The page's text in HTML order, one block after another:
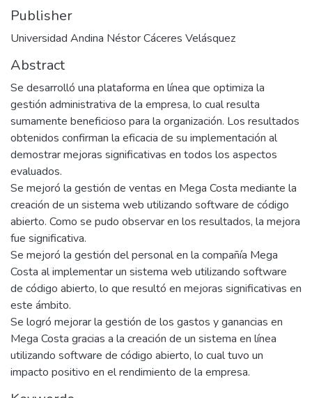
Publisher
Universidad Andina Néstor Cáceres Velásquez
Abstract
Se desarrolló una plataforma en línea que optimiza la
gestión administrativa de la empresa, lo cual resulta
sumamente beneficioso para la organización. Los resultados
obtenidos confirman la eficacia de su implementación al
demostrar mejoras significativas en todos los aspectos
evaluados.
Se mejoró la gestión de ventas en Mega Costa mediante la
creación de un sistema web utilizando software de código
abierto. Como se pudo observar en los resultados, la mejora
fue significativa.
Se mejoró la gestión del personal en la compañía Mega
Costa al implementar un sistema web utilizando software
de código abierto, lo que resultó en mejoras significativas en
este ámbito.
Se logró mejorar la gestión de los gastos y ganancias en
Mega Costa gracias a la creación de un sistema en línea
utilizando software de código abierto, lo cual tuvo un
impacto positivo en el rendimiento de la empresa.